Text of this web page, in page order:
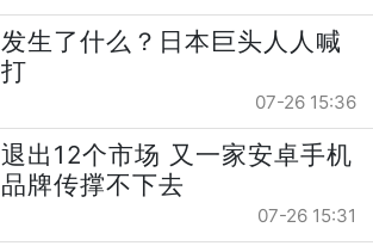
发生了什么？日本巨头人人喊
打
07-26 15:36
退出12个市场 又一家安卓手机
品牌传撑不下去
07-26 15:31